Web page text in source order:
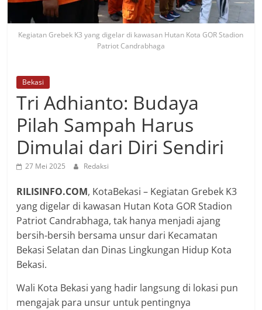
Kegiatan Grebek K3 yang digelar di kawasan Hutan Kota GOR Stadion
Patriot Candrabhaga
Bekasi
Tri Adhianto: Budaya
Pilah Sampah Harus
Dimulai dari Diri Sendiri
27 Mei 2025 Redaksi
RILISINFO.COM, KotaBekasi – Kegiatan Grebek K3
yang digelar di kawasan Hutan Kota GOR Stadion
Patriot Candrabhaga, tak hanya menjadi ajang
bersih-bersih bersama unsur dari Kecamatan
Bekasi Selatan dan Dinas Lingkungan Hidup Kota
Bekasi.
Wali Kota Bekasi yang hadir langsung di lokasi pun
mengajak para unsur untuk pentingnya